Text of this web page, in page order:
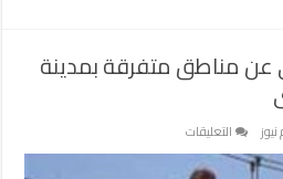
عن مناطق متفرقة بمدينة
التعليقات
انقطاع